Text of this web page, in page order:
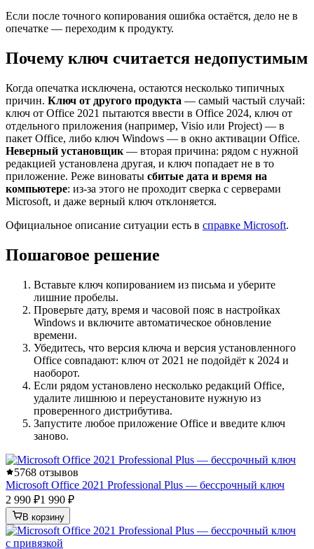
Если после точного копирования ошибка остаётся, дело не в
опечатке — переходим к продукту.
Почему ключ считается недопустимым
Когда опечатка исключена, остаются несколько типичных
причин. Ключ от другого продукта — самый частый случай:
ключ от Office 2021 пытаются ввести в Office 2024, ключ от
отдельного приложения (например, Visio или Project) — в
пакет Office, либо ключ Windows — в окно активации Office.
Неверный установщик — вторая причина: рядом с нужной
редакцией установлена другая, и ключ попадает не в то
приложение. Реже виноваты сбитые дата и время на
компьютере: из-за этого не проходит сверка с серверами
Microsoft, и даже верный ключ отклоняется.
Официальное описание ситуации есть в справке Microsoft.
Пошаговое решение
Вставьте ключ копированием из письма и уберите
лишние пробелы.
Проверьте дату, время и часовой пояс в настройках
Windows и включите автоматическое обновление
времени.
Убедитесь, что версия ключа и версия установленного
Office совпадают: ключ от 2021 не подойдёт к 2024 и
наоборот.
Если рядом установлено несколько редакций Office,
удалите лишнюю и переустановите нужную из
проверенного дистрибутива.
Запустите любое приложение Office и введите ключ
заново.
5768 отзывов
Microsoft Office 2021 Professional Plus — бессрочный ключ
2 990 ₽1 990 ₽
В корзину